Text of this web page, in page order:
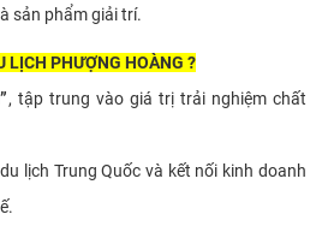
sản phẩm giải trí.
PHƯỢNG HOÀNG ?
, tập trung vào giá trị trải nghiệm chất
lịch Trung Quốc và kết nối kinh doanh